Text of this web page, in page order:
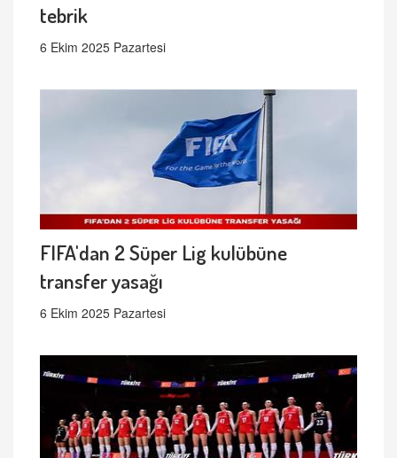
tebrik
6 Ekim 2025 Pazartesi
FIFA'dan 2 Süper Lig kulübüne
transfer yasağı
6 Ekim 2025 Pazartesi